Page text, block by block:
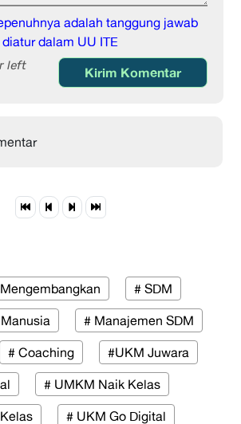
adalah tanggung jawab
dalam UU ITE
left Kirim Komentar
# SDM
# Manajemen SDM
# Coaching #UKM Juwara
# UMKM Naik Kelas
# UKM Go Digital